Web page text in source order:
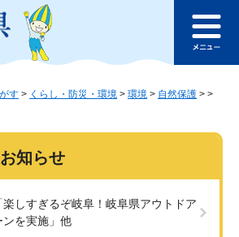
このページの本文へ
ュ
す > くらし・防災・環境 > 環境 > 自然保護 > >
知らせ
しすぎるぞ岐阜！岐阜県アウトドア
を実施」他